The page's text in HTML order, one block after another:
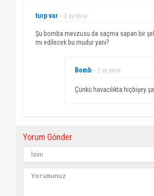
turp var ~ 2 ay önce
Şu bomba mevzusu da saçma sapan bir
mı edilecek bu mudur yani?
Bomb ~ 2 ay önce
Çünkü havacılıkta hiçbişey
Yorum Gönder